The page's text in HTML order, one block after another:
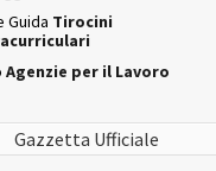
Guida Tirocini
Agenzie per il Lavoro
Gazzetta Ufficiale